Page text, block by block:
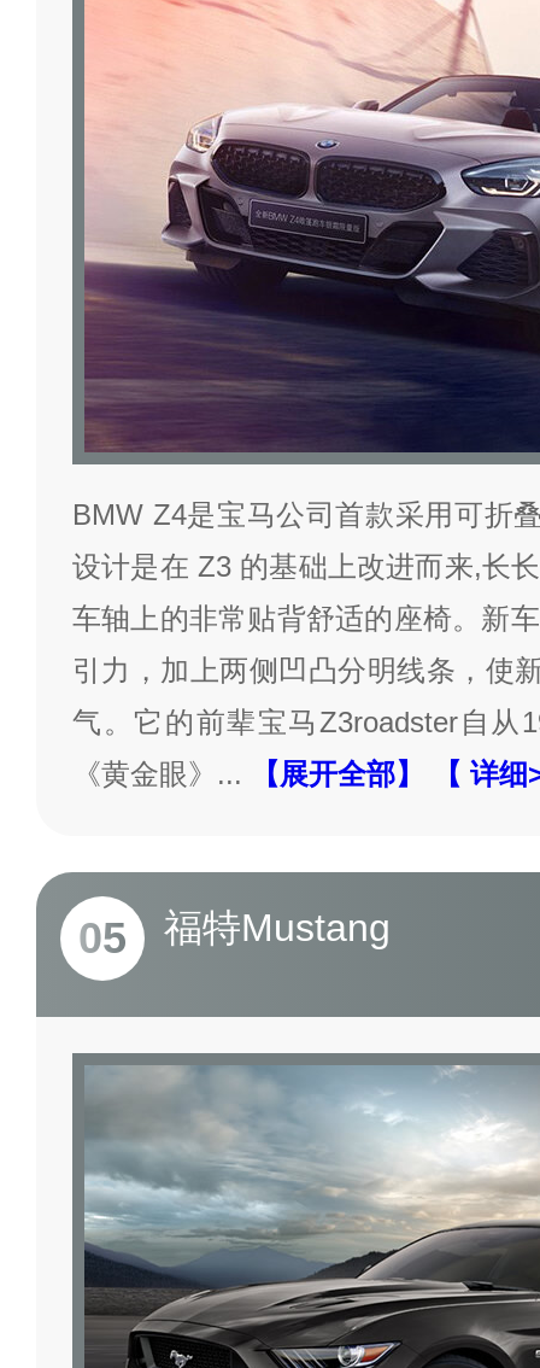
BMW Z4是宝马公司首款采用可折
设计是在 Z3 的基础上改进而来,长
车轴上的非常贴背舒适的座椅。新
引力，加上两侧凹凸分明线条，使
气。它的前辈宝马Z3roadster自从
《黄金眼》 ... 【展开全部】 【 详
05 福特Mustang